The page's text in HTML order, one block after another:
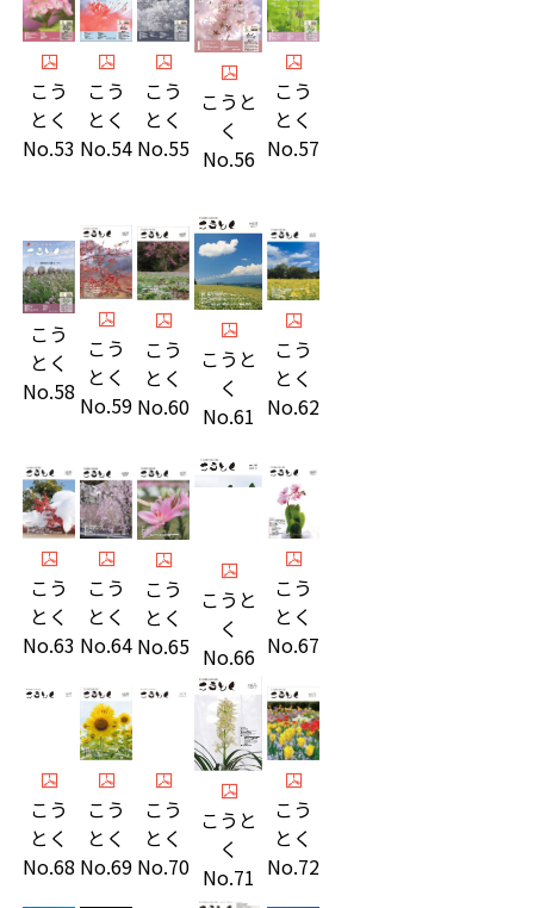
こう
とく
No.53
こう
とく
No.54
こう
とく
No.55
こうと
く
No.56
こう
とく
No.57
こう
とく
No.58
こう
とく
No.59
こう
とく
No.60
こうと
く
No.61
こう
とく
No.62
こう
とく
No.63
こう
とく
No.64
こう
とく
No.65
こうと
く
No.66
こう
とく
No.67
こう
とく
No.68
こう
とく
No.69
こう
とく
No.70
こうと
く
No.71
こう
とく
No.72